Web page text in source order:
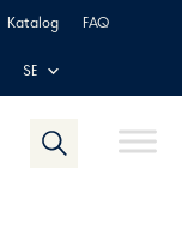
Katalog FAQ
SE